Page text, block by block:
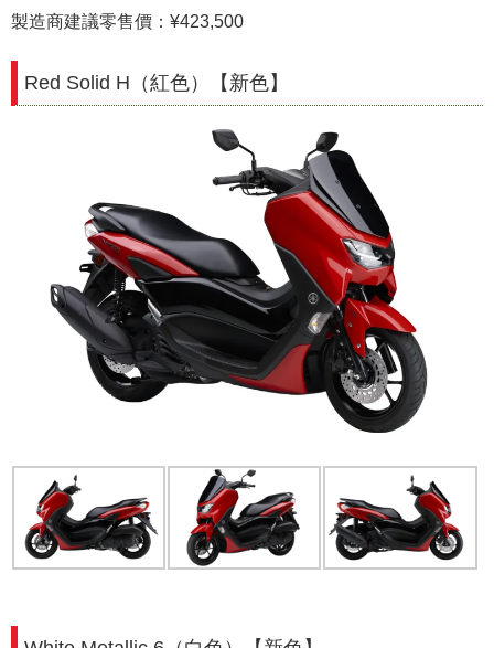
製造商建議零售價：¥423,500
Red Solid H（紅色）【新色】